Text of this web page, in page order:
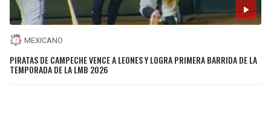
MEXICANO
PIRATAS DE CAMPECHE VENCE A LEONES Y LOGRA PRIMERA BARRIDA DE LA
TEMPORADA DE LA LMB 2026